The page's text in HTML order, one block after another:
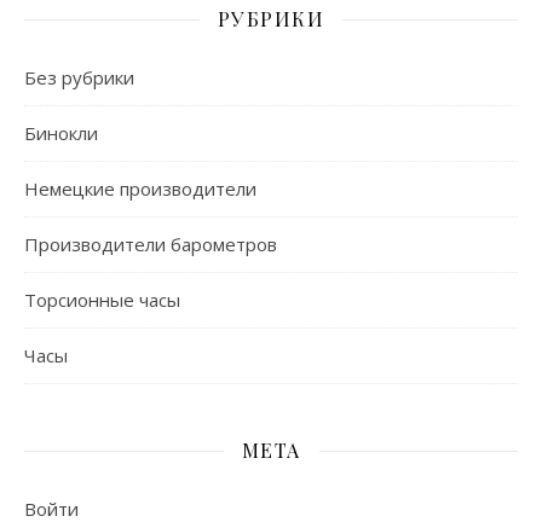
РУБРИКИ
Без рубрики
Бинокли
Немецкие производители
Производители барометров
Торсионные часы
Часы
МЕТА
Войти